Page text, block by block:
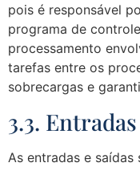
pois é responsável
programa de
processamento
tarefas entre os
sobrecargas e
3.3.
As entradas e